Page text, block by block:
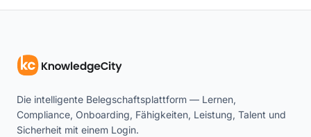
Die intelligente Belegschaftsplattform — Lernen,
Compliance, Onboarding, Fähigkeiten, Leistung, Talent und
Sicherheit mit einem Login.